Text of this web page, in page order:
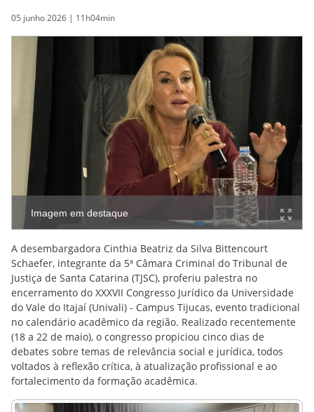
05 junho 2026 | 11h04min
Imagem em destaque
A desembargadora Cinthia Beatriz da Silva Bittencourt
Schaefer, integrante da 5ª Câmara Criminal do Tribunal de
Justiça de Santa Catarina (TJSC), proferiu palestra no
encerramento do XXXVII Congresso Jurídico da Universidade
do Vale do Itajaí (Univali) - Campus Tijucas, evento tradicional
no calendário acadêmico da região. Realizado recentemente
(18 a 22 de maio), o congresso propiciou cinco dias de
debates sobre temas de relevância social e jurídica, todos
voltados à reflexão crítica, à atualização profissional e ao
fortalecimento da formação acadêmica.